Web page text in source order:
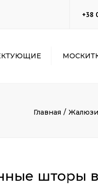
+38
Главная Жалюзи
шторы